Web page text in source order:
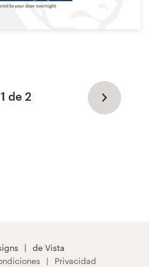
1 de 2
de Vista
Privacidad